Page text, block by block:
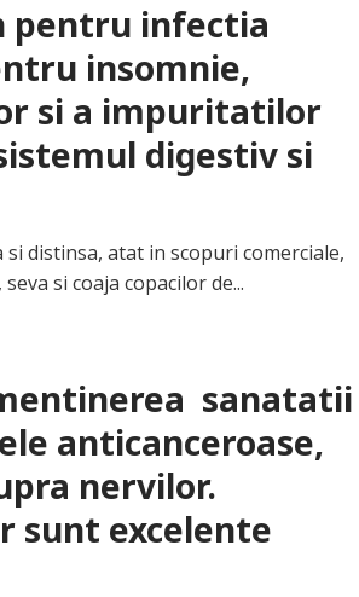
pentru infectia
insomnie,
si a impuritatilor
digestiv si
distinsa, atat in scopuri comerciale,
si coaja copacilor de...
sanatatii
anticanceroase,
nervilor.
sunt excelente